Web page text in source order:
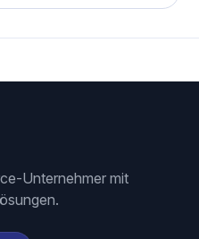
Unternehmer mit